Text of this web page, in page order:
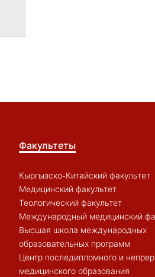
Факультеты
Кыргызско-Китайский факультет
Медицинский факультет
Теологический факультет
Международный медицинский
Высшая школа международных
образовательных программ
Центр последипломного и
медицинского образования